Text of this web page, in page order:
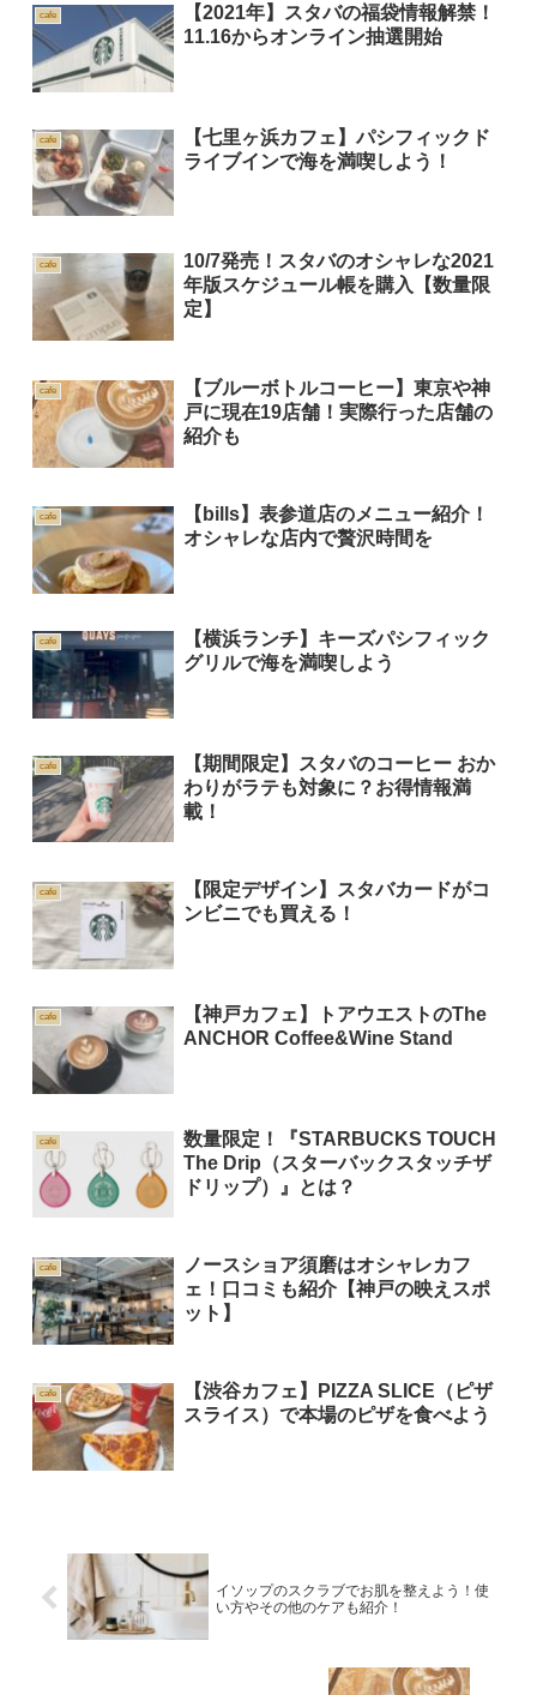
cafe
【2021年】スタバの福袋情報解禁！
11.16からオンライン抽選開始
cafe
【七里ヶ浜カフェ】パシフィックド
ライブインで海を満喫しよう！
cafe
10/7発売！スタバのオシャレな2021
年版スケジュール帳を購入【数量限
定】
cafe
【ブルーボトルコーヒー】東京や神
戸に現在19店舗！実際行った店舗の
紹介も
cafe
【bills】表参道店のメニュー紹介！
オシャレな店内で贅沢時間を
cafe
【横浜ランチ】キーズパシフィック
グリルで海を満喫しよう
cafe
【期間限定】スタバのコーヒー おか
わりがラテも対象に？お得情報満
載！
cafe
【限定デザイン】スタバカードがコ
ンビニでも買える！
cafe
【神戸カフェ】トアウエストのThe
ANCHOR Coffee&Wine Stand
cafe
数量限定！『STARBUCKS TOUCH
The Drip（スターバックスタッチザ
ドリップ）』とは？
cafe
ノースショア須磨はオシャレカフ
ェ！口コミも紹介【神戸の映えスポ
ット】
cafe
【渋谷カフェ】PIZZA SLICE（ピザ
スライス）で本場のピザを食べよう
イソップのスクラブでお肌を整えよう！使
い方やその他のケアも紹介！